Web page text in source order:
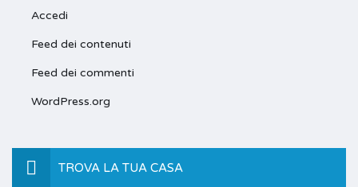
Accedi
Feed dei contenuti
Feed dei commenti
WordPress.org
TROVA LA TUA CASA